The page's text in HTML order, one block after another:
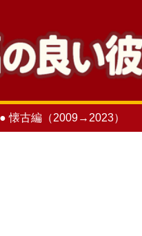
● 懐古編（2009→2023）